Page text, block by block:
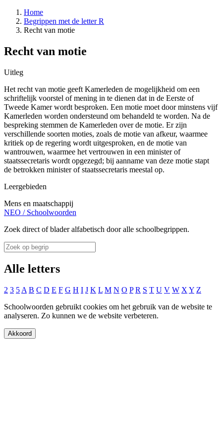
Home
Begrippen met de letter R
Recht van motie
Recht van motie
Uitleg
Het recht van motie geeft Kamerleden de mogelijkheid om een
schriftelijk voorstel of mening in te dienen dat in de Eerste of
Tweede Kamer wordt besproken. Een motie moet door minstens vijf
Kamerleden worden ondersteund om behandeld te worden. Na de
bespreking stemmen de Kamerleden over de motie. Er zijn
verschillende soorten moties, zoals de motie van afkeur, waarmee
kritiek op de regering wordt uitgesproken, en de motie van
wantrouwen, waarmee het vertrouwen in een minister of
staatssecretaris wordt opgezegd; bij aanname van deze motie stapt
de betrokken minister of staatssecretaris meestal op.
Leergebieden
Mens en maatschappij
NEO / Schoolwoorden
Zoek direct of blader alfabetisch door alle schoolbegrippen.
Alle letters
2 3 5 A B C D E F G H I J K L M N O P R S T U V W X Y Z
Schoolwoorden gebruikt cookies om het gebruik van de website te
analyseren. Zo kunnen we de website verbeteren.
Akkoord